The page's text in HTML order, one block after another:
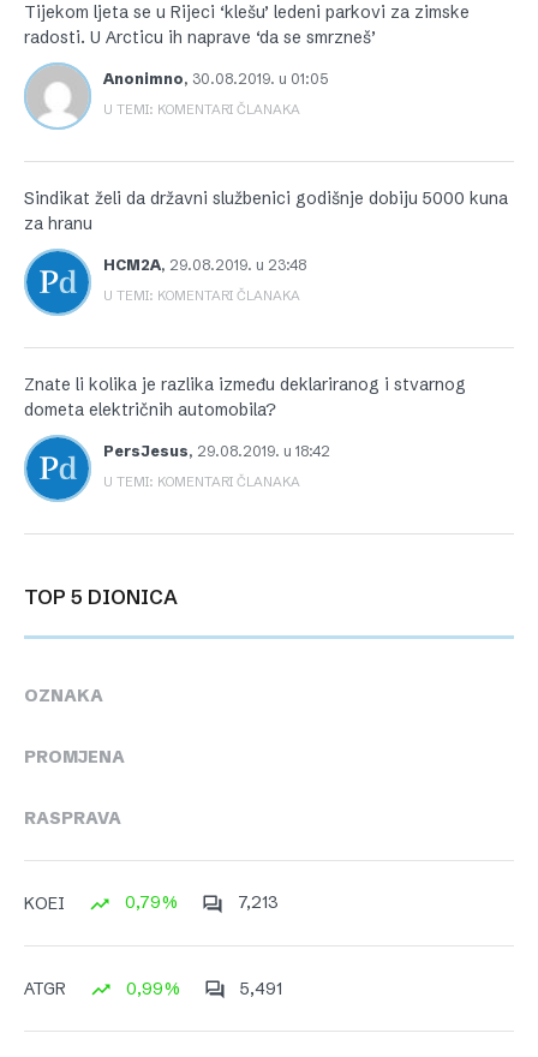
Tijekom ljeta se u Rijeci ‘klešu’ ledeni parkovi za zimske
radosti. U Arcticu ih naprave ‘da se smrzneš’
Anonimno, 30.08.2019. u 01:05
U TEMI: KOMENTARI ČLANAKA
Sindikat želi da državni službenici godišnje dobiju 5000 kuna
za hranu
HCM2A, 29.08.2019. u 23:48
U TEMI: KOMENTARI ČLANAKA
Znate li kolika je razlika između deklariranog i stvarnog
dometa električnih automobila?
PersJesus, 29.08.2019. u 18:42
U TEMI: KOMENTARI ČLANAKA
TOP 5 DIONICA
OZNAKA
PROMJENA
RASPRAVA
KOEI 0,79% 7,213
ATGR 0,99% 5,491